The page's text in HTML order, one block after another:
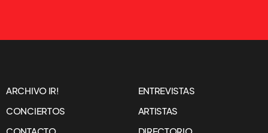
ARCHIVO IR!
ENTREVISTAS
CONCIERTOS
ARTISTAS